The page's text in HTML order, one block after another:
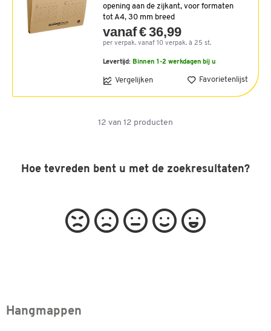
opening aan de zijkant, voor formaten
tot A4, 30 mm breed
vanaf € 36,99
per verpak. vanaf 10 verpak. à 25 st.
Levertijd: Binnen 1-2 werkdagen bij u
Vergelijken Favorietenlijst
12 van 12 producten
Hoe tevreden bent u met de zoekresultaten?
Hangmappen